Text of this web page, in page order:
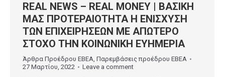
REAL NEWS – REAL MONEY | ΒΑΣΙΚΗ
ΜΑΣ ΠΡΟΤΕΡΑΙΟΤΗΤΑ Η ΕΝΙΣΧΥΣΗ
ΤΩΝ ΕΠΙΧΕΙΡΗΣΕΩΝ ΜΕ ΑΠΩΤΕΡΟ
ΣΤΟΧΟ ΤΗΝ ΚΟΙΝΩΝΙΚΗ ΕΥΗΜΕΡΙΑ
Άρθρα Προέδρου ΕΒΕΑ, Παρεμβάσεις προέδρου ΕΒΕΑ
27 Μαρτίου, 2022
Leave a comment